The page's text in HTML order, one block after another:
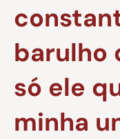
barulho
só ele
minha